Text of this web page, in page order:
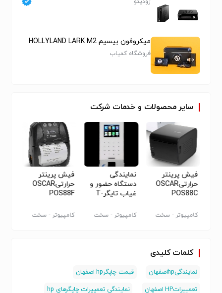
سایرمحصولات و خدمات شرکت
فیش پرینتر
حرارتیOSCAR
POS88C
کامپیوتر - سخت
نمایندگی
دستگاه حضور و
غیاب تایگرT-
کامپیوتر - سخت
فیش پرینتر
حرارتیOSCAR
POS88F
کامپیوتر - سخت
زودیتو
میکروفون بیسیم HOLLYLAND LARK M2
فروشگاه کمیاب
کلمات کلیدی
نمایندگیhpاصفهان
قیمت چاپگرhp اصفهان
تعمییراتHP اصفهان
نمایندگی تعمییرات چاپگرهای hp